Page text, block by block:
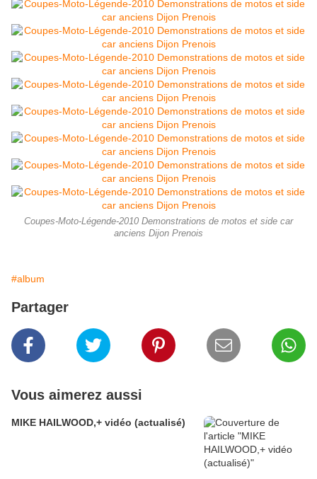
Coupes-Moto-Légende-2010 Demonstrations de motos et side car
anciens Dijon Prenois
#album
Partager
Vous aimerez aussi
MIKE HAILWOOD,+ vidéo (actualisé)